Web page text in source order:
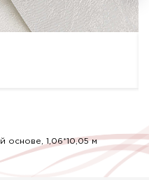
основе, 1,06*10,05 м